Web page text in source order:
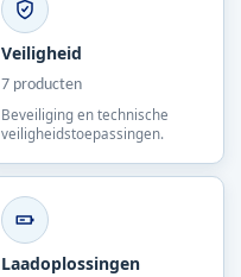
Veiligheid
7 producten
Beveiliging en technische
veiligheidstoepassingen.
Laadoplossingen